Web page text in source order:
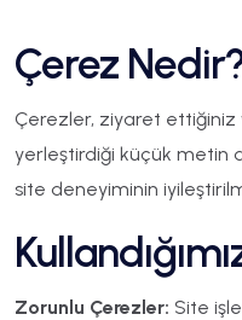
Çerez
Çerezler, ziyaret ettiğiniz
yerleştirdiği küçük metin
site deneyiminin
Zorunlu Çerezler: Site